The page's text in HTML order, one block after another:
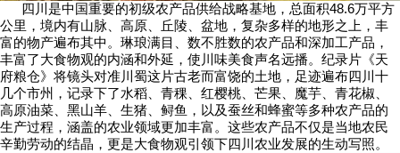
四川是中国重要的初级农产品供给战略基地，总面积48.6万平方
公里，境内有山脉、高原、丘陵、盆地，复杂多样的地形之上，丰
富的物产遍布其中。琳琅满目、数不胜数的农产品和深加工产品，
丰富了大食物观的内涵和外延，使川味美食声名远播。纪录片《天
府粮仓》将镜头对准川蜀这片古老而富饶的土地，足迹遍布四川十
几个市州，记录下了水稻、青稞、红樱桃、芒果、魔芋、青花椒、
高原油菜、黑山羊、生猪、鲟鱼，以及蚕丝和蜂蜜等多种农产品的
生产过程，涵盖的农业领域更加丰富。这些农产品不仅是当地农民
辛勤劳动的结晶，更是大食物观引领下四川农业发展的生动写照。